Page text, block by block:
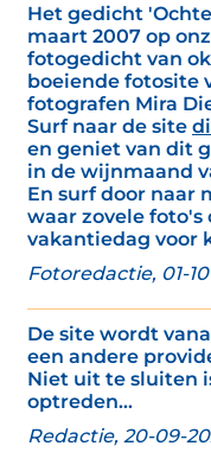
Het gedicht
maart 2007 op
fotogedicht van
boeiende fotosite
fotografen Mira
Surf naar de site
en geniet van dit
in de wijnmaand
En surf door naar
waar zovele foto's
vakantiedag voor
Fotoredactie, 01-
De site wordt
een andere
Niet uit te sluiten
optreden...
Redactie, 20-09-